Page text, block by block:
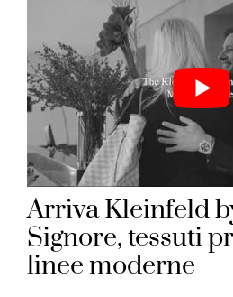
Arriva Kleinfeld
Signore, tessuti
linee moderne